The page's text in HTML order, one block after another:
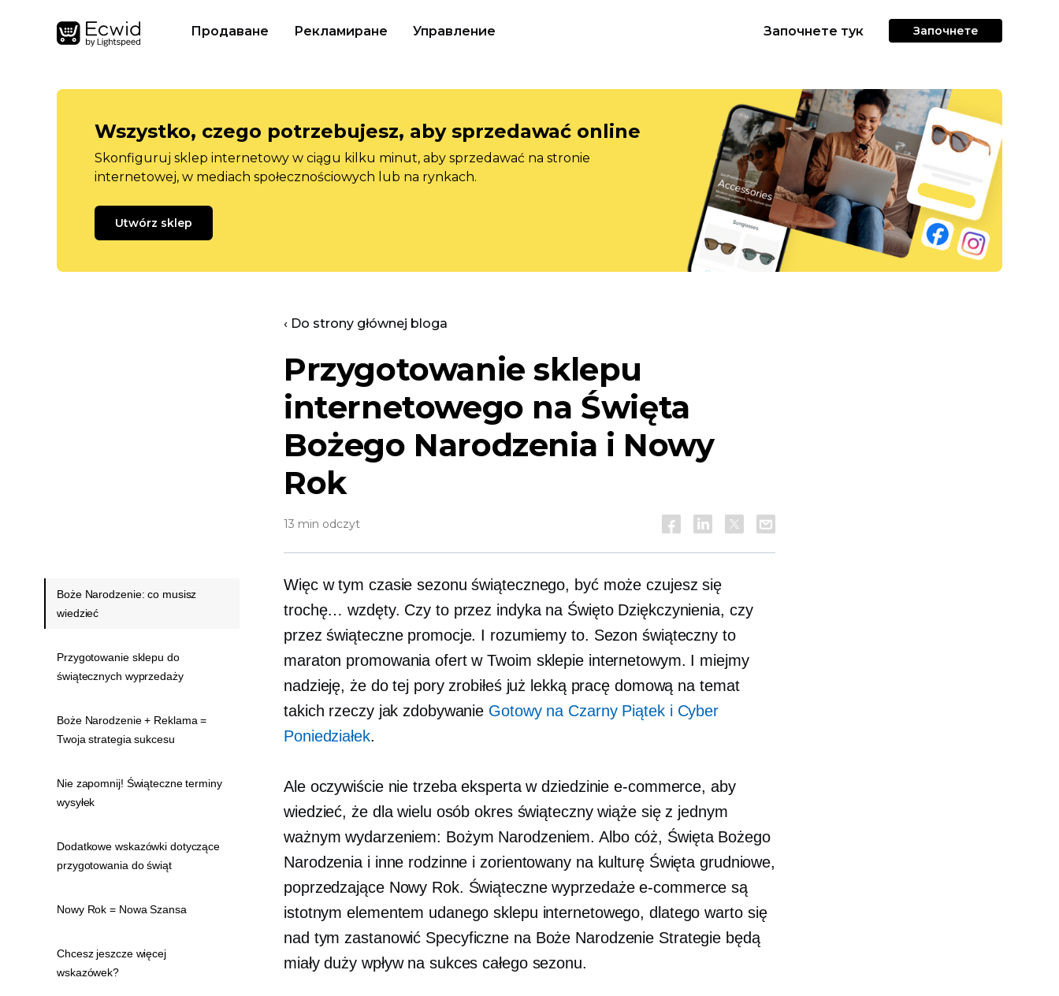
Продаване Рекламиране Управление Започнете тук Започнете
Wszystko, czego potrzebujesz, aby sprzedawać online
Skonfiguruj sklep internetowy w ciągu kilku minut, aby sprzedawać na stronie
internetowej, w mediach społecznościowych lub na rynkach.
Utwórz sklep
‹ Do strony głównej bloga
Przygotowanie sklepu
internetowego na Święta
Bożego Narodzenia i Nowy
Rok
13 min odczyt
Więc w tym czasie sezonu świątecznego, być może czujesz się
trochę… wzdęty. Czy to przez indyka na Święto Dziękczynienia, czy
przez świąteczne promocje. I rozumiemy to. Sezon świąteczny to
maraton promowania ofert w Twoim sklepie internetowym. I miejmy
nadzieję, że do tej pory zrobiłeś już lekką pracę domową na temat
takich rzeczy jak zdobywanie Gotowy na Czarny Piątek i Cyber ​​
Poniedziałek.
Ale oczywiście nie trzeba eksperta w dziedzinie e-commerce, aby
wiedzieć, że dla wielu osób okres świąteczny wiąże się z jednym
ważnym wydarzeniem: Bożym Narodzeniem. Albo cóż, Święta Bożego
Narodzenia i inne rodzinne i zorientowany na kulturęŚwięta grudniowe,
poprzedzające Nowy Rok. Świąteczne wyprzedaże e-commerce są
istotnym elementem udanego sklepu internetowego, dlatego warto się
nad tym zastanowić Specyficzne na Boże Narodzenie Strategie będą
miały duży wpływ na sukces całego sezonu.
Boże Narodzenie: co musisz
wiedzieć
Przygotowanie sklepu do
świątecznych wyprzedaży
Boże Narodzenie + Reklama =
Twoja strategia sukcesu
Nie zapomnij! Świąteczne terminy
wysyłek
Dodatkowe wskazówki dotyczące
przygotowania do świąt
Nowy Rok = Nowa Szansa
Chcesz jeszcze więcej
wskazówek?